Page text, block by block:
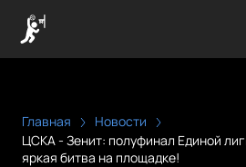
Главная
Новости
ЦСКА - Зенит: полуфинал Единой
яркая битва на площадке!